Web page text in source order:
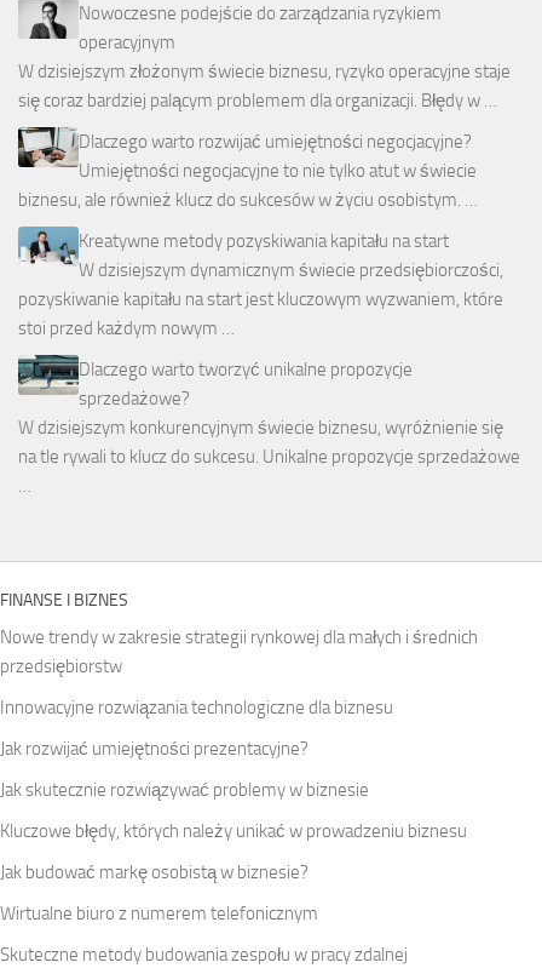
Nowoczesne podejście do zarządzania ryzykiem
operacyjnym
W dzisiejszym złożonym świecie biznesu, ryzyko operacyjne staje
się coraz bardziej palącym problemem dla organizacji. Błędy w …
Dlaczego warto rozwijać umiejętności negocjacyjne?
Umiejętności negocjacyjne to nie tylko atut w świecie
biznesu, ale również klucz do sukcesów w życiu osobistym. …
Kreatywne metody pozyskiwania kapitału na start
W dzisiejszym dynamicznym świecie przedsiębiorczości,
pozyskiwanie kapitału na start jest kluczowym wyzwaniem, które
stoi przed każdym nowym …
Dlaczego warto tworzyć unikalne propozycje
sprzedażowe?
W dzisiejszym konkurencyjnym świecie biznesu, wyróżnienie się
na tle rywali to klucz do sukcesu. Unikalne propozycje sprzedażowe
…
FINANSE I BIZNES
Nowe trendy w zakresie strategii rynkowej dla małych i średnich
przedsiębiorstw
Innowacyjne rozwiązania technologiczne dla biznesu
Jak rozwijać umiejętności prezentacyjne?
Jak skutecznie rozwiązywać problemy w biznesie
Kluczowe błędy, których należy unikać w prowadzeniu biznesu
Jak budować markę osobistą w biznesie?
Wirtualne biuro z numerem telefonicznym
Skuteczne metody budowania zespołu w pracy zdalnej